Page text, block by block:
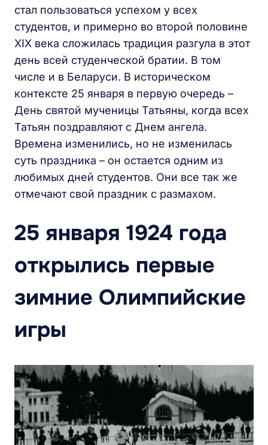
стал пользоваться успехом у всех
студентов, и примерно во второй половине
XIX века сложилась традиция разгула в этот
день всей студенческой братии. В том
числе и в Беларуси. В историческом
контексте 25 января в первую очередь –
День святой мученицы Татьяны, когда всех
Татьян поздравляют с Днем ангела.
Времена изменились, но не изменилась
суть праздника – он остается одним из
любимых дней студентов. Они все так же
отмечают свой праздник с размахом.
25 января 1924 года
открылись первые
зимние Олимпийские
игры